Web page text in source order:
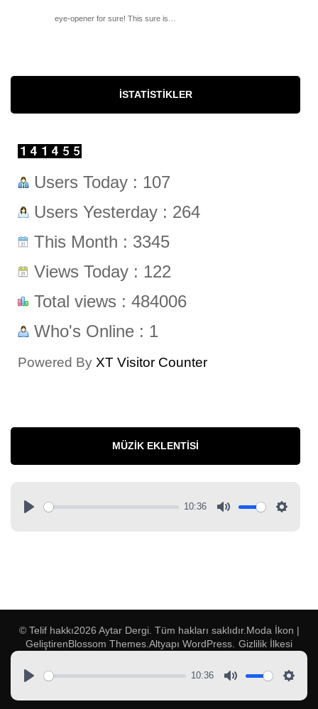
eye-opener for sure! This sure is…
İSTATISTIKLER
Users Today : 107
Users Yesterday : 264
This Month : 3345
Views Today : 122
Total views : 484006
Who's Online : 1
Powered By XT Visitor Counter
MÜZIK EKLENTISI
10:36
© Telif hakkı2026 Aytar Dergi. Tüm hakları saklıdır. Moda İkon |
GeliştirenBlossom Themes .Altyapı WordPress Gizlilik İlkesi
10:36